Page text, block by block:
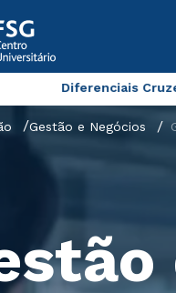
Diferenciais
Gestão e Negócios